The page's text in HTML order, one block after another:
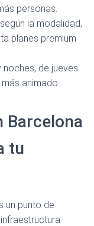
personas.
la modalidad,
planes premium
noches, de jueves
animado.
Barcelona
tu
un punto de